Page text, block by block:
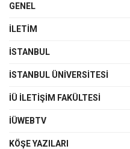
GENEL
İLETIM
İSTANBUL
İSTANBUL ÜNIVERSITESI
İÜ İLETIŞIM FAKÜLTESI
İÜWEBTV
KÖŞE YAZILARI